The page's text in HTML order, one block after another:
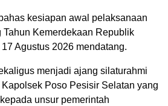
kesiapan awal pelaksanaan
Kemerdekaan Republik
Agustus 2026 mendatang.
menjadi ajang silaturahmi
Poso Pesisir Selatan yang
unsur pemerintah